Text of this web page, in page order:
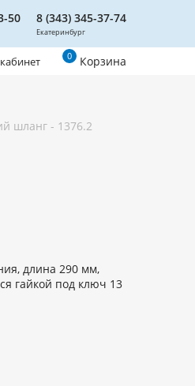
50 8 (343) 345-37-74
Екатеринбург
0 Корзина
шланг - 1376.2
длина 290 мм,
гайкой под ключ 13